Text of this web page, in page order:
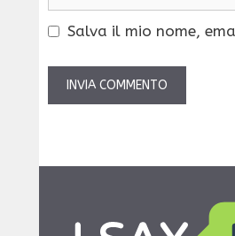
Salva il mio nome,